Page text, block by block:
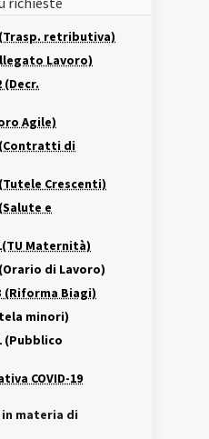
(Trasp. retributiva)
Lavoro)
(Decr.
Agile)
(Contratti di
(Tutele Crescenti)
e
Maternità)
(Orario di Lavoro)
(Riforma Biagi)
minori)
(Pubblico
COVID-19
materia di